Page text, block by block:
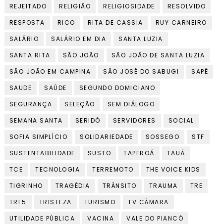
REJEITADO
RELIGIÃO RELIGIOSIDADE
RESOLVIDO
RESPOSTA
RICO RITA DE CASSIA
RUY CARNEIRO
SALÁRIO
SALÁRIO EM DIA
SANTA LUZIA
SANTA RITA
SÃO JOÃO
SÃO JOÃO DE SANTA LUZIA
SÃO JOÃO EM CAMPINA
SÃO JOSÉ DO SABUGI
SAPÉ
SAUDE
SAÚDE
SEGUNDO DOMICIANO
SEGURANÇA
SELEÇÃO
SEM DIÁLOGO
SEMANA SANTA
SERIDÓ SERVIDORES
SOCIAL
SOFIA SIMPLÍCIO
SOLIDARIEDADE SOSSEGO
STF
SUSTENTABILIDADE
SUSTO TAPEROÁ
TAUÁ
TCE
TECNOLOGIA TERREMOTO
THE VOICE KIDS
TIGRINHO
TRAGÉDIA TRÂNSITO TRAUMA
TRE
TRF5
TRISTEZA TURISMO
TV CÂMARA
UTILIDADE PÚBLICA
VACINA VALE DO PIANCÓ